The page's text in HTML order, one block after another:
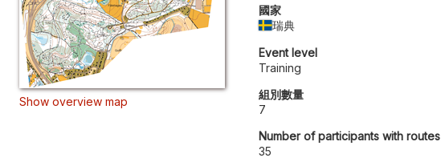
Show overview map
國家
瑞典
Event level
Training
組別數量
7
Number of participants with routes
35